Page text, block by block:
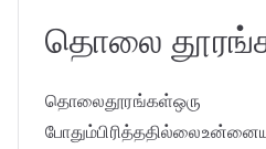
தொலை
தொலைதூரங்கள்ஒரு